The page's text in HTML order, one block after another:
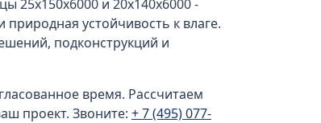
25x150x6000 и 20x140x6000 -
устойчивость к влаге.
подконструкций и
время. Рассчитаем
проект. Звоните: + 7 (495) 077-